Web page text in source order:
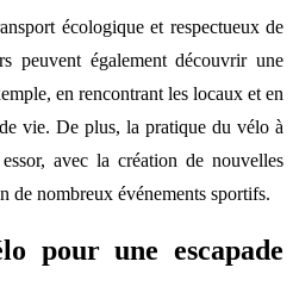
écologique et respectueux de
peuvent également découvrir une
en rencontrant les locaux et en
vie. De plus, la pratique du vélo à
avec la création de nouvelles
de nombreux événements sportifs.
pour une escapade